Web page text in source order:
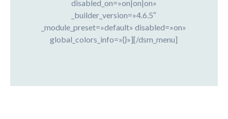
disabled_on=»on|on|on»
_builder_version=»4.6.5″
_module_preset=»default» disabled=»on»
global_colors_info=»{}»][/dsm_menu]